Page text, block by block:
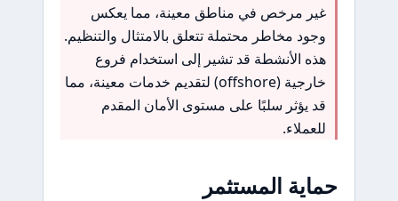
غير مرخص في مناطق معينة، مما يعكس
وجود مخاطر محتملة تتعلق بالامتثال والتنظيم.
هذه الأنشطة قد تشير إلى استخدام فروع
خارجية (offshore) لتقديم خدمات معينة، مما
قد يؤثر سلبًا على مستوى الأمان المقدم
للعملاء.
حماية المستثمر